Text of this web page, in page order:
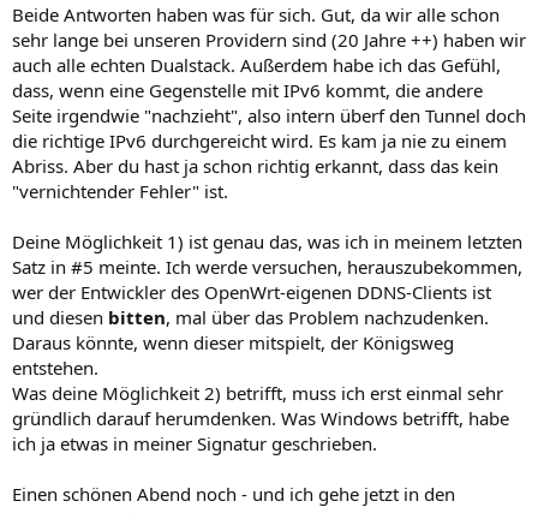
Beide Antworten haben was für sich. Gut, da wir alle schon
sehr lange bei unseren Providern sind (20 Jahre ++) haben wir
auch alle echten Dualstack. Außerdem habe ich das Gefühl,
dass, wenn eine Gegenstelle mit IPv6 kommt, die andere
Seite irgendwie "nachzieht", also intern überf den Tunnel doch
die richtige IPv6 durchgereicht wird. Es kam ja nie zu einem
Abriss. Aber du hast ja schon richtig erkannt, dass das kein
"vernichtender Fehler" ist.
Deine Möglichkeit 1) ist genau das, was ich in meinem letzten
Satz in #5 meinte. Ich werde versuchen, herauszubekommen,
wer der Entwickler des OpenWrt-eigenen DDNS-Clients ist
und diesen bitten, mal über das Problem nachzudenken.
Daraus könnte, wenn dieser mitspielt, der Königsweg
entstehen.
Was deine Möglichkeit 2) betrifft, muss ich erst einmal sehr
gründlich darauf herumdenken. Was Windows betrifft, habe
ich ja etwas in meiner Signatur geschrieben.
Einen schönen Abend noch - und ich gehe jetzt in den